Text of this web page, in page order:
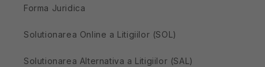
Forma Juridica
Solutionarea Online a Litigiilor (SOL)
Solutionarea Alternativa a Litigiilor (SAL)